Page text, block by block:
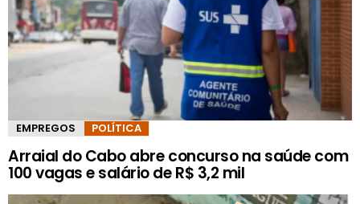
EMPREGOS POLÍTICA
Arraial do Cabo abre concurso na saúde com
100 vagas e salário de R$ 3,2 mil